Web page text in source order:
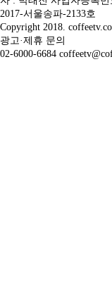
2017-서울송파-2133호
Copyright 2018.
광고·제휴 문의
02-6000-6684